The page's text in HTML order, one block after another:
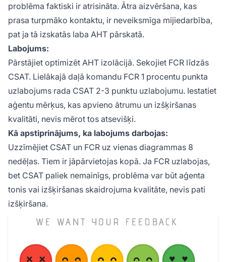
problēma faktiski ir atrisināta. Ātra aizvēršana, kas
prasa turpmāko kontaktu, ir neveiksmīga mijiedarbība,
pat ja tā izskatās laba AHT pārskatā.
Labojums:
Pārstājiet optimizēt AHT izolācijā. Sekojiet FCR līdzās
CSAT. Lielākajā daļā komandu FCR 1 procentu punkta
uzlabojums rada CSAT 2-3 punktu uzlabojumu. Iestatiet
aģentu mērķus, kas apvieno ātrumu un izšķiršanas
kvalitāti, nevis mērot tos atsevišķi.
Kā apstiprinājums, ka labojums darbojas:
Uzzīmējiet CSAT un FCR uz vienas diagrammas 8
nedēļas. Tiem ir jāpārvietojas kopā. Ja FCR uzlabojas,
bet CSAT paliek nemainīgs, problēma var būt aģenta
tonis vai izšķiršanas skaidrojuma kvalitāte, nevis pati
izšķiršana.